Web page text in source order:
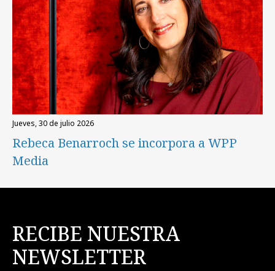
jueves, 30 de julio 2026
Rebeca Benarroch se incorpora a WPP
Media
RECIBE NUESTRA
NEWSLETTER